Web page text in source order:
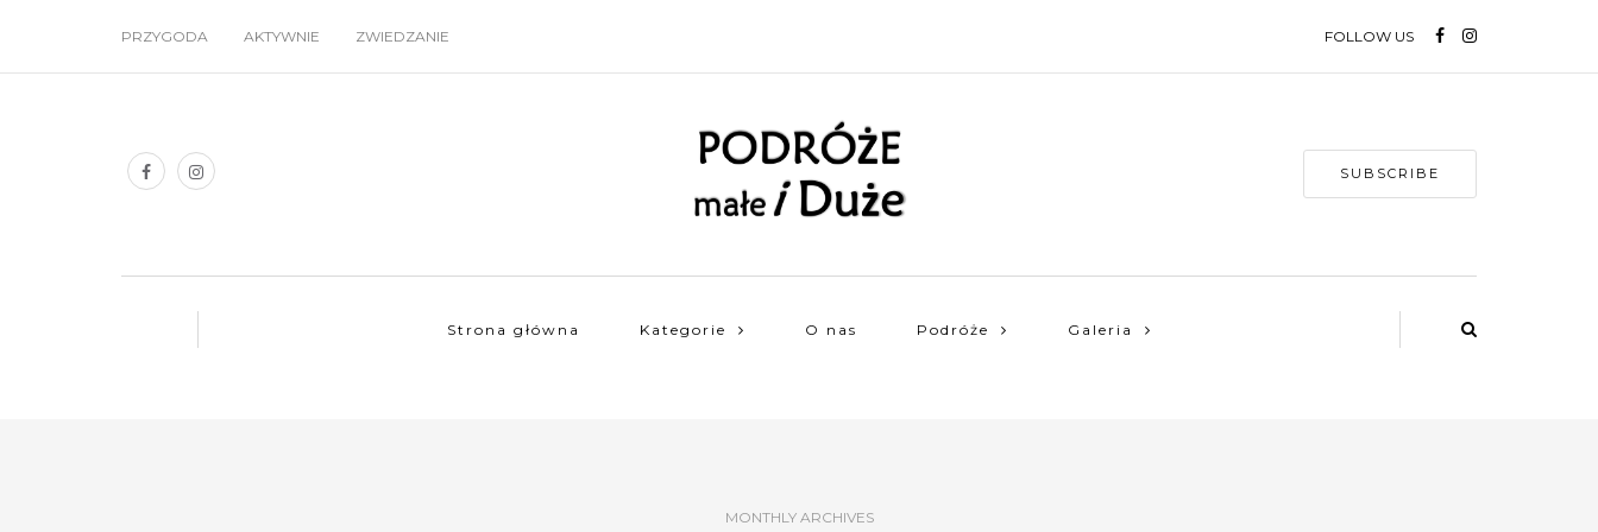
PRZYGODA AKTYWNIE ZWIEDZANIE FOLLOW US
SUBSCRIBE
Strona główna Kategorie O nas Podróże Galeria
MONTHLY ARCHIVES